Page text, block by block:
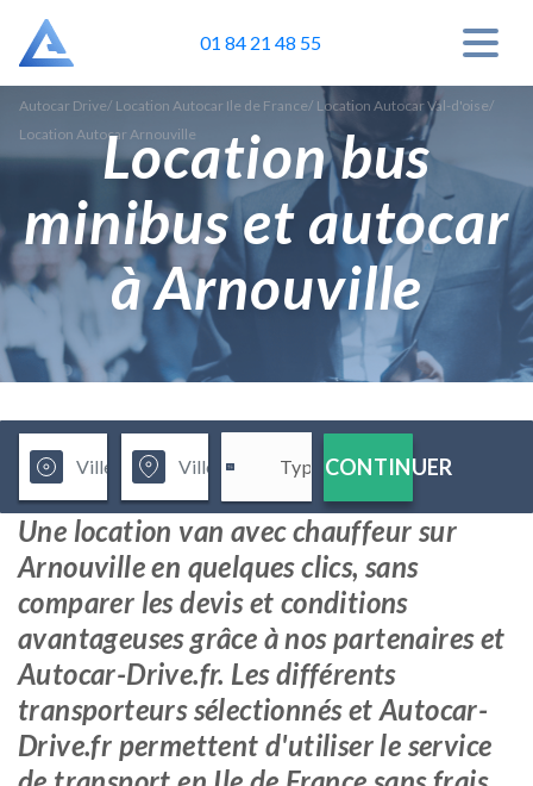
01 84 21 48 55
Autocar Drive/ Location Autocar Ile de France/ Location Autocar Val-d'oise/
Location Autocar Arnouville
Location bus
minibus et autocar
à Arnouville
CONTINUER
Une location van avec chauffeur sur
Arnouville en quelques clics, sans
comparer les devis et conditions
avantageuses grâce à nos partenaires et
Autocar-Drive.fr. Les différents
transporteurs sélectionnés et Autocar-
Drive.fr permettent d'utiliser le service